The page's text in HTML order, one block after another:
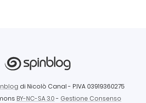
di Nicolò Canal - P.IVA 03919360275
BY-NC-SA 3.0- Gestione Consenso